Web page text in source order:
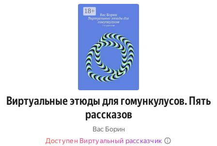
Виртуальные этюды для гомункулусов. Пять
рассказов
Вас Борин
Доступен Виртуальный рассказчик